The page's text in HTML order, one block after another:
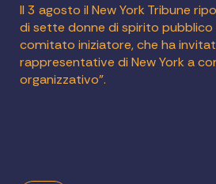
Il 3 agosto il New York Tribune
di sette donne di spirito
comitato iniziatore, che ha
rappresentative di New York a
organizzativo".